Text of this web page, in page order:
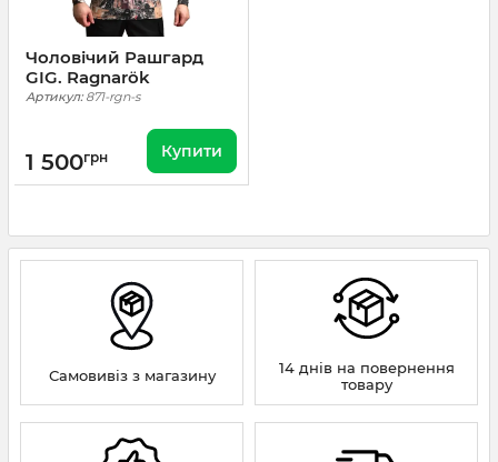
Чоловічий Рашгард
GIG. Ragnarök
Артикул:871-rgn-s
1 500грн Купити
Самовивіз з магазину
14 днів на повернення
товару